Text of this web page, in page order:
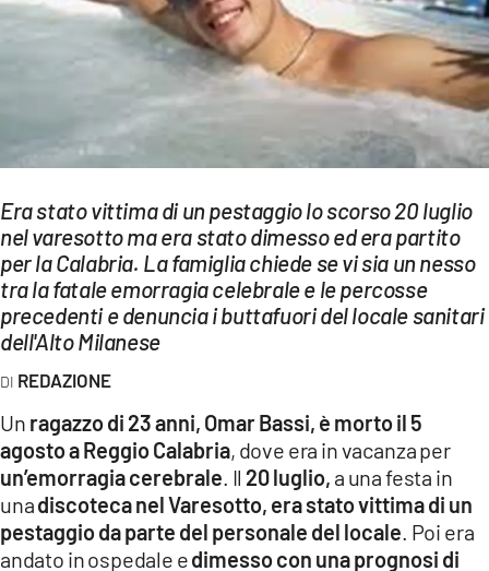
ECONOMIA E LAVORO
Streaming
LAC TV
LAC NETWORK
LAC ONAIR
Network
LACPLAY.IT
LACTV.IT
LACONAIR.IT
LACITYMAG.IT
Era stato vittima di un pestaggio lo scorso 20 luglio
nel varesotto ma era stato dimesso ed era partito
per la Calabria. La famiglia chiede se vi sia un nesso
tra la fatale emorragia celebrale e le percosse
precedenti e denuncia i buttafuori del locale sanitari
dell'Alto Milanese
REDAZIONE
Un ragazzo di 23 anni, Omar Bassi, è morto il 5
agosto a Reggio Calabria, dove era in vacanza per
un’emorragia cerebrale . Il 20 luglio, a una festa in
unadiscoteca nel Varesotto, era stato vittima di un
pestaggio da parte del personale del locale . Poi era
andato in ospedale edimesso con una prognosi di